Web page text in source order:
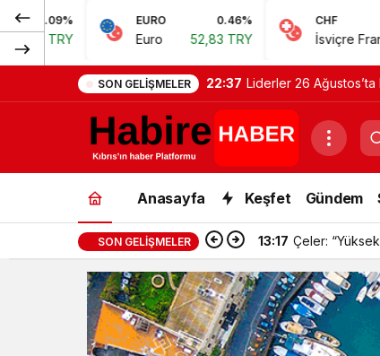
EURO 0.46%
Euro 52,83 TRY
CHF 0.62%
İsviçre Frangı 57,38 TRY
SON GELIŞMELER 22:37 Liderler 26
Anasayfa Keşfet Gündem
SON GELIŞMELER 13:17 Çeler: